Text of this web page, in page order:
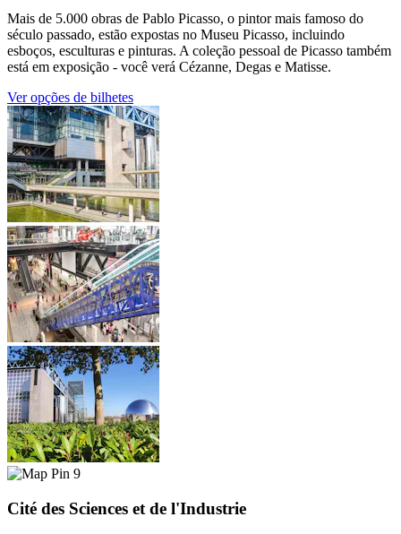
Mais de 5.000 obras de Pablo Picasso, o pintor mais famoso do
século passado, estão expostas no Museu Picasso, incluindo
esboços, esculturas e pinturas. A coleção pessoal de Picasso também
está em exposição - você verá Cézanne, Degas e Matisse.
Ver opções de bilhetes
9
Cité des Sciences et de l'Industrie